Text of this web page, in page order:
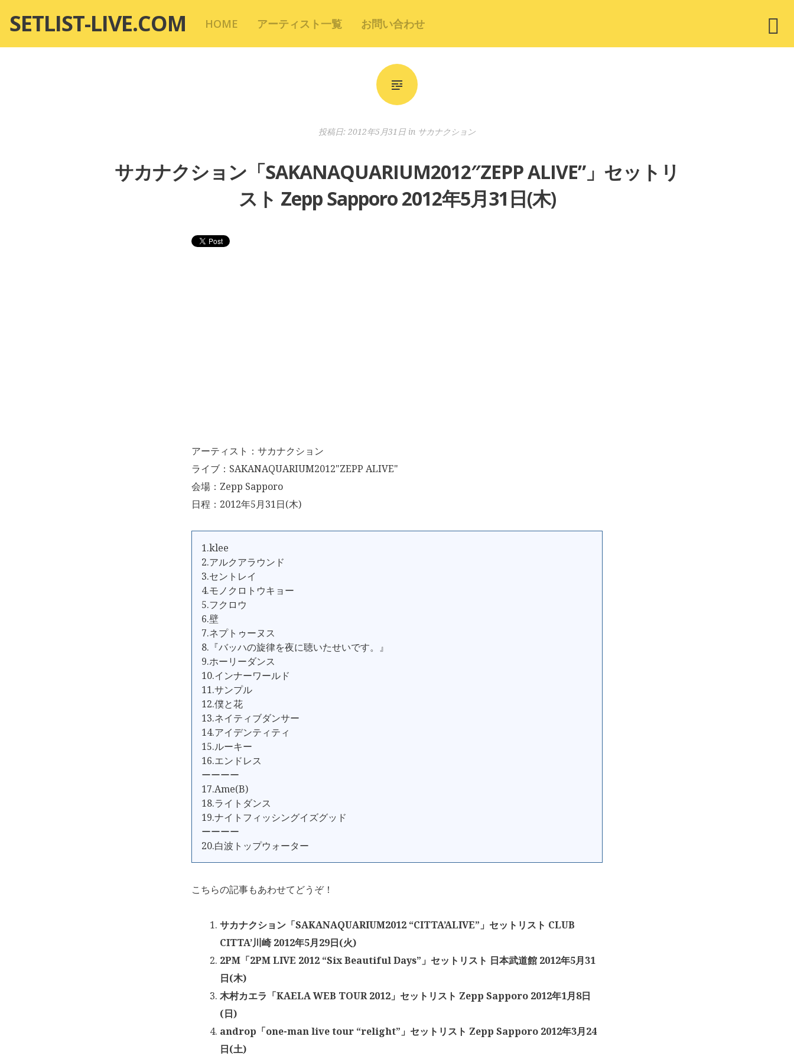
テ
SETLIST-LIVE.COM HOME アーティスト一覧 お問い合わせ
投稿日: 2012年5月31日 in サカナクション
サカナクション「SAKANAQUARIUM2012″ZEPP ALIVE”」セットリ
スト Zepp Sapporo 2012年5月31日(木)
アーティスト：サカナクション
ライブ：SAKANAQUARIUM2012"ZEPP ALIVE"
会場：Zepp Sapporo
日程：2012年5月31日(木)
1.klee
2.アルクアラウンド
3.セントレイ
4.モノクロトウキョー
5.フクロウ
6.壁
7.ネプトゥーヌス
8.『バッハの旋律を夜に聴いたせいです。』
9.ホーリーダンス
10.インナーワールド
11.サンプル
12.僕と花
13.ネイティブダンサー
14.アイデンティティ
15.ルーキー
16.エンドレス
ーーーー
17.Ame(B)
18.ライトダンス
19.ナイトフィッシングイズグッド
ーーーー
20.白波トップウォーター
こちらの記事もあわせてどうぞ！
サカナクション「SAKANAQUARIUM2012 “CITTA’ALIVE”」セットリスト CLUB
CITTA’川崎 2012年5月29日(火)
2PM「2PM LIVE 2012 “Six Beautiful Days”」セットリスト 日本武道館 2012年5月31
日(木)
木村カエラ「KAELA WEB TOUR 2012」セットリスト Zepp Sapporo 2012年1月8日
(日)
androp「one-man live tour “relight”」セットリスト Zepp Sapporo 2012年3月24
日(土)